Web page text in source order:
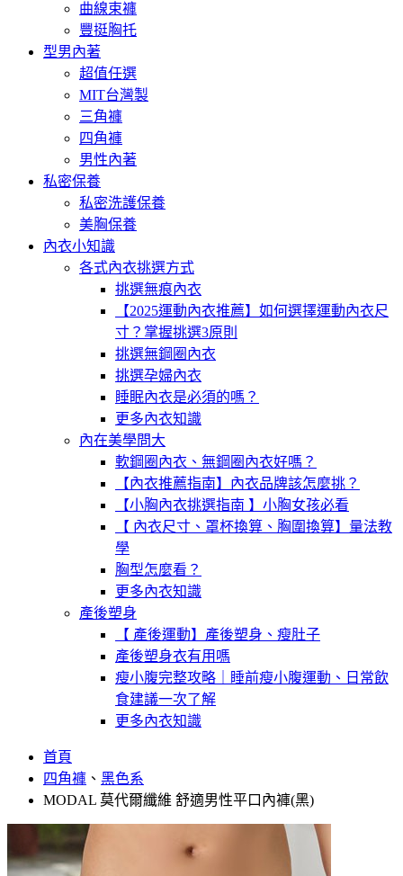
曲線束褲
豐挺胸托
型男內著
超值任選
MIT台灣製
三角褲
四角褲
男性內著
私密保養
私密洗護保養
美胸保養
內衣小知識
各式內衣挑選方式
挑選無痕內衣
【2025運動內衣推薦】如何選擇運動內衣尺
寸？掌握挑選3原則
挑選無鋼圈內衣
挑選孕婦內衣
睡眠內衣是必須的嗎？
更多內衣知識
內在美學問大
軟鋼圈內衣、無鋼圈內衣好嗎？
【內衣推薦指南】內衣品牌該怎麼挑？
【小胸內衣挑選指南 】小胸女孩必看
【 內衣尺寸、罩杯換算、胸圍換算】量法教
學
胸型怎麼看？
更多內衣知識
產後塑身
【 產後運動】產後塑身、瘦肚子
產後塑身衣有用嗎
瘦小腹完整攻略｜睡前瘦小腹運動、日常飲
食建議一次了解
更多內衣知識
首頁
四角褲 、 黑色系
MODAL 莫代爾纖維 舒適男性平口內褲(黑)